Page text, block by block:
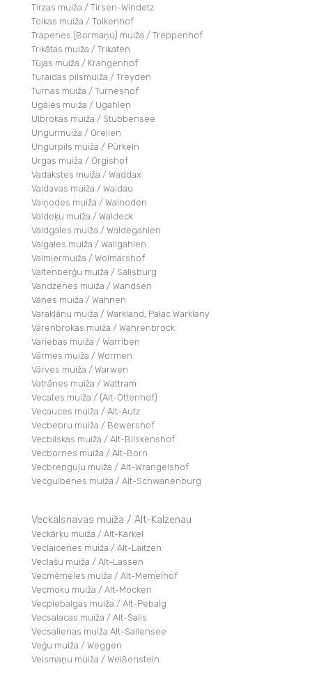
Tirzas muiža / Tirsen-Windetz
Tolkas muiža / Tolkenhof
Trapenes (Bormaņu) muiža / Treppenhof
Trikātas muiža / Trikaten
Tūjas muiža / Krahgenhof
Turaidas pilsmuiža / Treyden
Turnas muiža / Turneshof
Ugāles muiža / Ugahlen
Ulbrokas muiža / Stubbensee
Ungurmuiža / Orellen
Ungurpils muiža / Pürkeln
Urgas muiža / Orgishof
Vadakstes muiža / Waddax
Vaidavas muiža / Waidau
Vaiņodes muiža / Wainoden
Valdeķu muiža / Waldeck
Valdgales muiža / Waldegahlen
Valgales muiža / Wallgahlen
Valmiermuiža / Wolmarshof
Valtenberģu muiža / Salisburg
Vandzenes muiža / Wandsen
Vānes muiža / Wahnen
Varakļānu muiža / Warkland, Pałac Warklany
Vārenbrokas muiža / Wahrenbrock
Variebas muiža / Warriben
Vārmes muiža / Wormen
Vārves muiža / Warwen
Vatrānes muiža / Wattram
Vecates muiža / (Alt-Ottenhof)
Vecauces muiža / Alt-Autz
Vecbebru muiža / Bewershof
Vecbilskas muiža / Alt-Bilskenshof
Vecbornes muiža / Alt-Born
Vecbrenguļu muiža / Alt-Wrangelshof
Vecgulbenes muiža / Alt-Schwanenburg
Veckalsnavas muiža / Alt-Kalzenau
Veckārķu muiža / Alt-Karkel
Veclaicenes muiža / Alt-Laitzen
Veclašu muiža / Alt-Lassen
Vecmēmeles muiža / Alt-Memelhof
Vecmoku muiža / Alt-Mocken
Vecpiebalgas muiža / Alt-Pebalg
Vecsalacas muiža / Alt-Salis
Vecsalienas muiža Alt-Sallensee
Veģu muiža / Weggen
Veismaņu muiža / Weißenstein